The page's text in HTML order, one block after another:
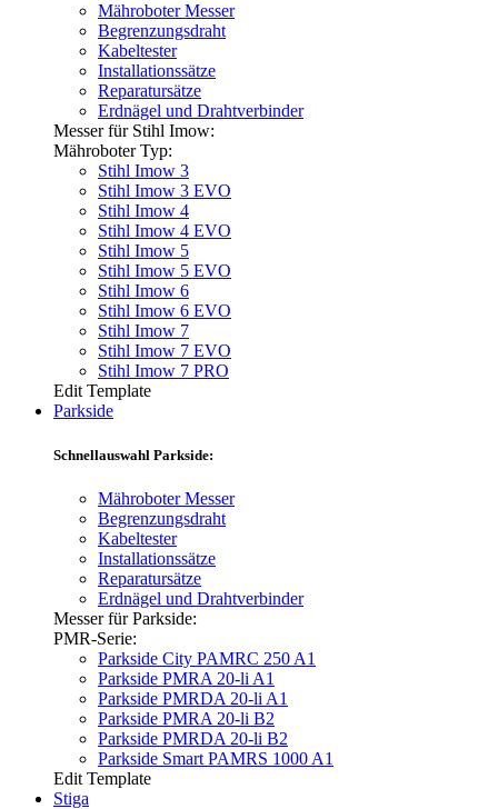
Mähroboter Messer
Begrenzungsdraht
Kabeltester
Installationssätze
Reparatursätze
Erdnägel und Drahtverbinder
Messer für Stihl Imow:
Mähroboter Typ:
Stihl Imow 3
Stihl Imow 3 EVO
Stihl Imow 4
Stihl Imow 4 EVO
Stihl Imow 5
Stihl Imow 5 EVO
Stihl Imow 6
Stihl Imow 6 EVO
Stihl Imow 7
Stihl Imow 7 EVO
Stihl Imow 7 PRO
Edit Template
Parkside
Schnellauswahl Parkside:
Mähroboter Messer
Begrenzungsdraht
Kabeltester
Installationssätze
Reparatursätze
Erdnägel und Drahtverbinder
Messer für Parkside:
PMR-Serie:
Parkside City PAMRC 250 A1
Parkside PMRA 20-li A1
Parkside PMRDA 20-li A1
Parkside PMRA 20-li B2
Parkside PMRDA 20-li B2
Parkside Smart PAMRS 1000 A1
Edit Template
Stiga